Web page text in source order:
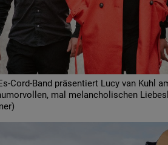
Cord-Band präsentiert Lucy van Kuhl
mal melancholischen